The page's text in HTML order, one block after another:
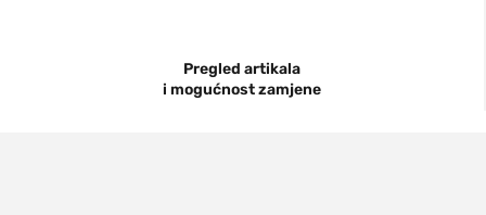
Pregled artikala
i mogućnost zamjene